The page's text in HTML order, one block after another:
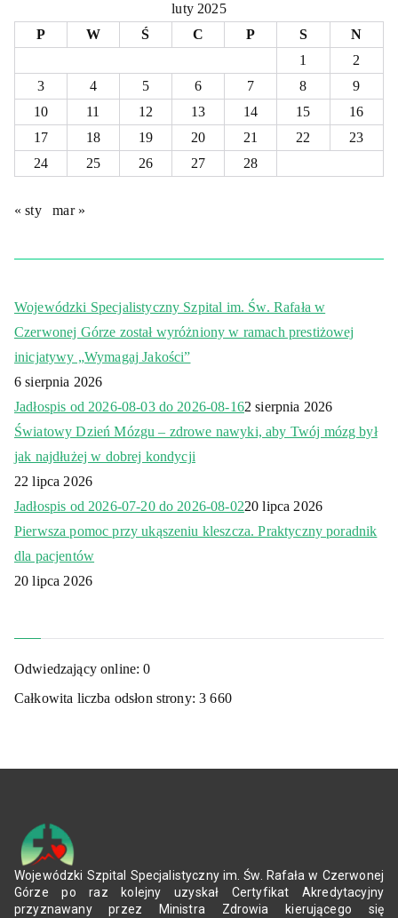
luty 2025
P
W Ś C P S
N
1
2
3
4 5 6 7 8
9
10
11 12 13 14 15
16
17
18 19 20 21 22
23
24
25 26 27 28
« sty mar »
Wojewódzki Specjalistyczny Szpital im. Św. Rafała w
Czerwonej Górze został wyróżniony w ramach prestiżowej
inicjatywy „Wymagaj Jakości”
6 sierpnia 2026
Jadłospis od 2026-08-03 do 2026-08-162 sierpnia 2026
Światowy Dzień Mózgu – zdrowe nawyki, aby Twój mózg był
jak najdłużej w dobrej kondycji
22 lipca 2026
Jadłospis od 2026-07-20 do 2026-08-0220 lipca 2026
Pierwsza pomoc przy ukąszeniu kleszcza. Praktyczny poradnik
dla pacjentów
20 lipca 2026
Odwiedzający online:0
Całkowita liczba odsłon strony:3 660
Wojewódzki Szpital Specjalistyczny im. Św. Rafała w Czerwonej
Górze po raz kolejny uzyskał Certyfikat Akredytacyjny
przyznawany przez Ministra Zdrowia kierującego się